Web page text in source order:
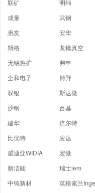
联矿
明纬
成量
武钢
惠友
安华
斯格
龙镜真空
无锡热扩
弗申
全和电子
博野
双银
斯达微
沙钢
台基
建华
倍尔特
比优特
应达
威迪亚WIDIA
宏微
新洁能
瑞士lem
中铸新材